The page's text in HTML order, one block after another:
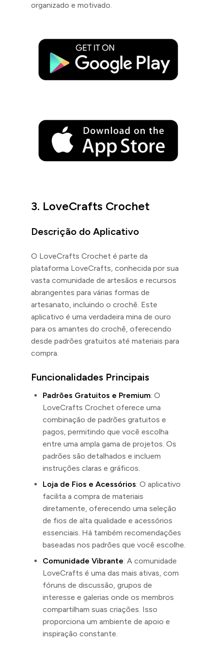
organizado e motivado.
3. LoveCrafts Crochet
Descrição do Aplicativo
O LoveCrafts Crochet é parte da
plataforma LoveCrafts, conhecida por sua
vasta comunidade de artesãos e recursos
abrangentes para várias formas de
artesanato, incluindo o crochê. Este
aplicativo é uma verdadeira mina de ouro
para os amantes do crochê, oferecendo
desde padrões gratuitos até materiais para
compra.
Funcionalidades Principais
Padrões Gratuitos e Premium: O
LoveCrafts Crochet oferece uma
combinação de padrões gratuitos e
pagos, permitindo que você escolha
entre uma ampla gama de projetos. Os
padrões são detalhados e incluem
instruções claras e gráficos.
Loja de Fios e Acessórios: O aplicativo
facilita a compra de materiais
diretamente, oferecendo uma seleção
de fios de alta qualidade e acessórios
essenciais. Há também recomendações
baseadas nos padrões que você escolhe.
Comunidade Vibrante: A comunidade
LoveCrafts é uma das mais ativas, com
fóruns de discussão, grupos de
interesse e galerias onde os membros
compartilham suas criações. Isso
proporciona um ambiente de apoio e
inspiração constante.